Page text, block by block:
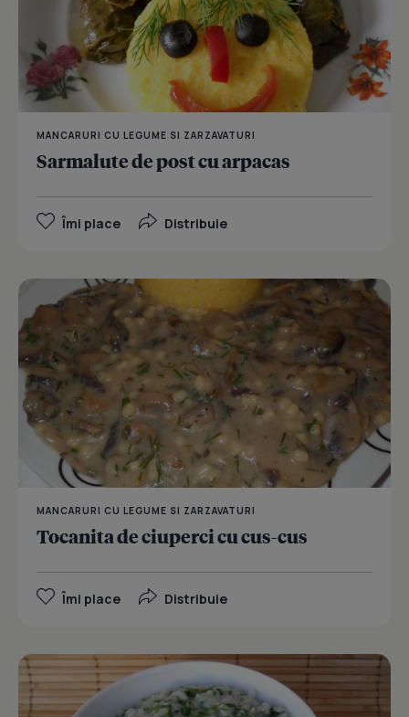
MANCARURI CU LEGUME SI ZARZAVATURI
Sarmalute de post cu arpacas
Îmi place Distribuie
MANCARURI CU LEGUME SI ZARZAVATURI
Tocanita de ciuperci cu cus-cus
Îmi place Distribuie